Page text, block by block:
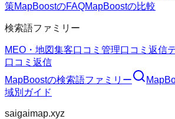
策MapBoostのFAQMapBoostの比較
検索語ファミリー
MEO・地図集客口コミ管理口コミ返信
口コミ返信
MapBoostの検索語ファミリー
域別ガイド
saigaimap.xyz